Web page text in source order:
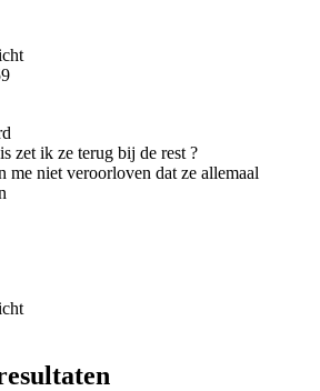
zet ik ze terug bij de rest ?
me niet veroorloven dat ze allemaal